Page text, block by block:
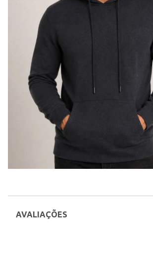
AVALIAÇÕES